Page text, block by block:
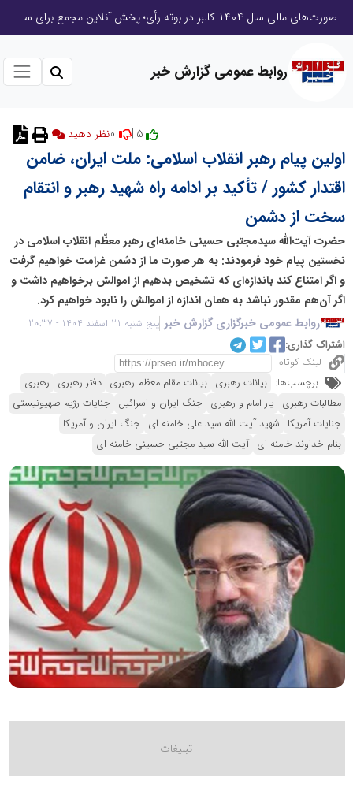
صورت‌های مالی سال ۱۴۰۴ کالبر در بوته رأی؛ پخش آنلاین مجمع برای سهامداران در سراسر کشور
روابط عمومی گزارش خبر
5 | نظر دهید
اولین پیام رهبر انقلاب اسلامی: ملت ایران، ضامن
اقتدار کشور / تأکید بر ادامه راه شهید رهبر و انتقام
سخت از دشمن
حضرت آیت‌الله سیدمجتبی حسینی خامنه‌ای رهبر معظّم انقلاب اسلامی در
نخستین پیام خود فرمودند: به هر صورت ما از دشمن غرامت خواهیم گرفت
و اگر امتناع کند باندازه‌ای که تشخیص بدهیم از اموالش برخواهیم داشت و
اگر آن‌هم مقدور نباشد به همان اندازه از اموالش را نابود خواهیم کرد.
روابط عمومی خبرگزاری گزارش خبر پنج شنبه 21 اسفند 1404 - 20:37
اشتراک گذاری:
لینک کوتاه
برچسب‌ها: بیانات رهبری بیانات مقام معظم رهبری دفتر رهبری رهبری
مطالبات رهبری یار امام و رهبری جنگ ایران و اسرائیل جنایات رژیم صهیونیستی
جنایات آمریکا شهید آیت الله سید علی خامنه ای جنگ ایران و آمریکا
بنام خداوند خامنه ای آیت الله سید مجتبی حسینی خامنه ای